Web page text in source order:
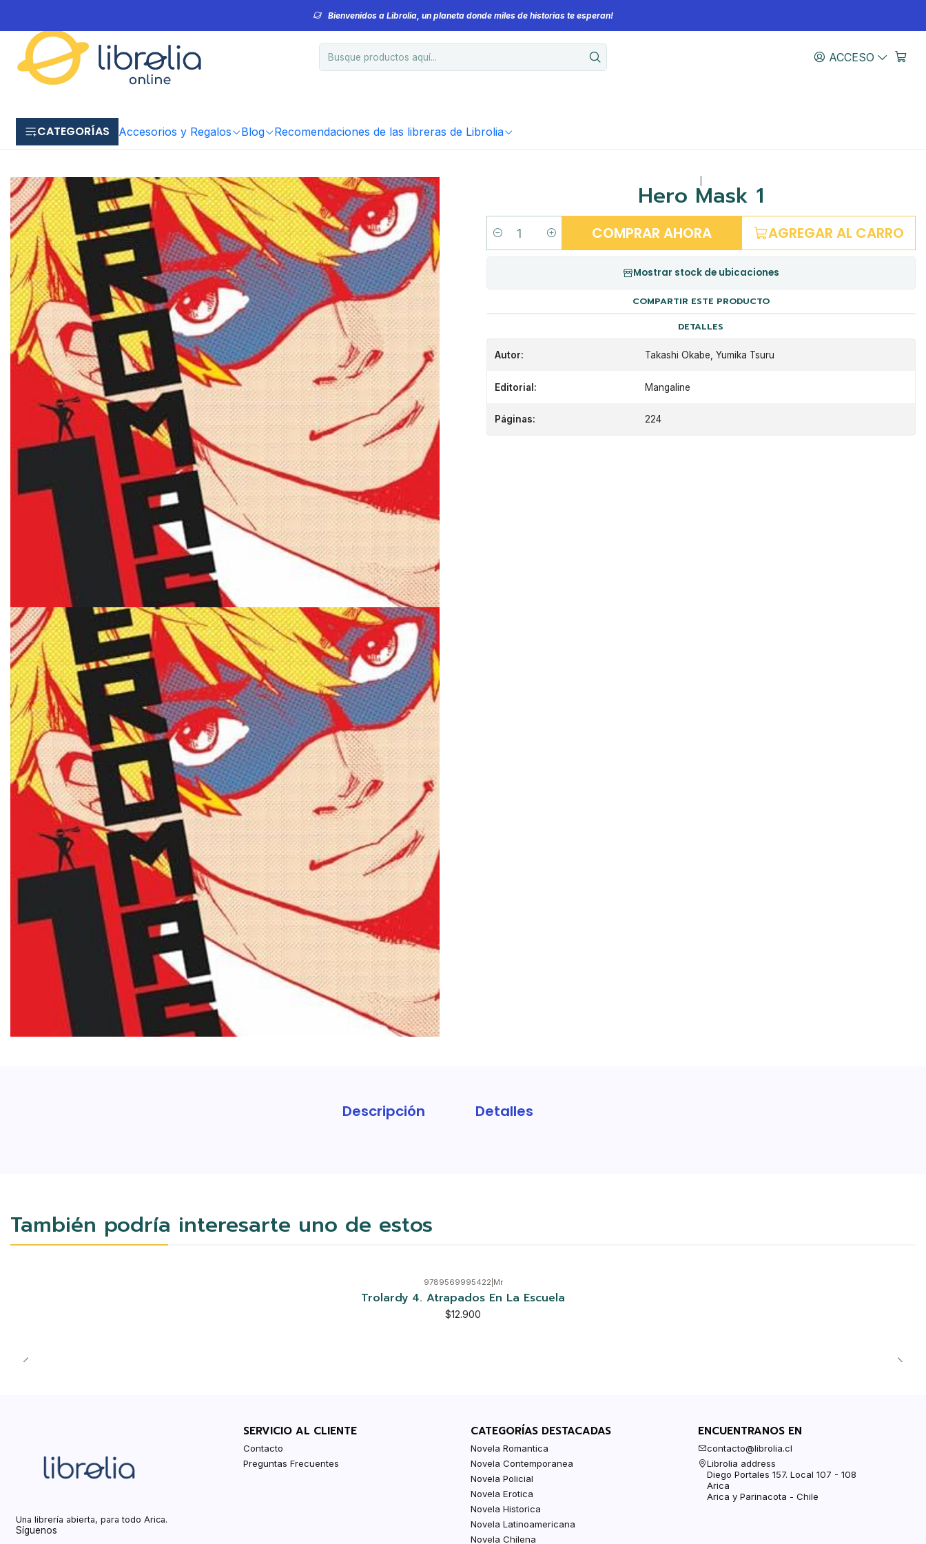
ACCESO
CATEGORÍAS Accesorios y Regalos Blog Recomendaciones de las libreras de Librolia
Bienvenidos a Librolia, un planeta donde miles de historias te esperan!
Hero Mask 1
Cantidad AGREGAR AL CARRO
COMPRAR AHORA
Mostrar stock de ubicaciones
COMPARTIR ESTE PRODUCTO
DETALLES
Autor: Takashi Okabe, Yumika Tsuru
Editorial: Mangaline
Páginas: 224
Descripción Detalles
También podría interesarte uno de estos
9789569995422 Mr
Trolardy 4. Atrapados En La Escuela
$12.900
Una librería abierta, para todo Arica.
Síguenos
SERVICIO AL CLIENTE
Contacto
Preguntas Frecuentes
CATEGORÍAS DESTACADAS
Novela Romantica
Novela Contemporanea
Novela Policial
Novela Erotica
Novela Historica
Novela Latinoamericana
Novela Chilena
ENCUENTRANOS EN
contacto@librolia.cl
Librolia address
Diego Portales 157. Local 107 - 108
Arica
Arica y Parinacota - Chile